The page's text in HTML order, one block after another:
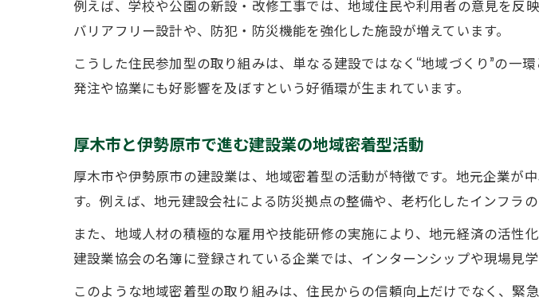
神奈川県内で評価される
建設業のネットワー
神奈川建設業協会会
協会情報から見る建
建設業ネットワーク
例えば、学校や公園の新設・改修工事では、地域住民や利用者の意見を反
バリアフリー設計や、防犯・防災機能を強化した施設が増えています。
こうした住民参加型の取り組みは、単なる建設ではなく“地域づくり”の一
発注や協業にも好影響を及ぼすという好循環が生まれています。
厚木市と伊勢原市で進む建設業の地域密着型活動
厚木市や伊勢原市の建設業は、地域密着型の活動が特徴です。地元企業が
す。例えば、地元建設会社による防災拠点の整備や、老朽化したインフラ
また、地域人材の積極的な雇用や技能研修の実施により、地元経済の活
建設業協会の名簿に登録されている企業では、インターンシップや現場見
このような地域密着型の取り組みは、住民からの信頼向上だけでなく、